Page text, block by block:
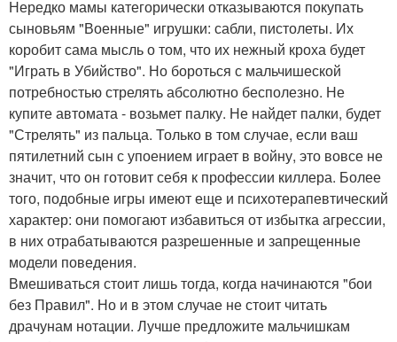
Нередко мамы категорически отказываются покупать
сыновьям "Военные" игрушки: сабли, пистолеты. Их
коробит сама мысль о том, что их нежный кроха будет
"Играть в Убийство". Но бороться с мальчишеской
потребностью стрелять абсолютно бесполезно. Не
купите автомата - возьмет палку. Не найдет палки, будет
"Стрелять" из пальца. Только в том случае, если ваш
пятилетний сын с упоением играет в войну, это вовсе не
значит, что он готовит себя к профессии киллера. Более
того, подобные игры имеют еще и психотерапевтический
характер: они помогают избавиться от избытка агрессии,
в них отрабатываются разрешенные и запрещенные
модели поведения.
Вмешиваться стоит лишь тогда, когда начинаются "бои
без Правил". Но и в этом случае не стоит читать
драчунам нотации. Лучше предложите мальчишкам